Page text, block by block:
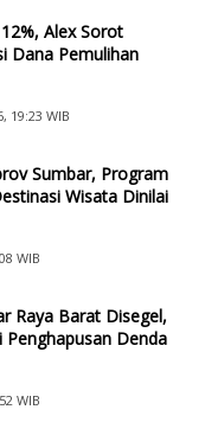
Alex Sorot
Dana Pemulihan
19:23 WIB
Sumbar, Program
Wisata Dinilai
WIB
Raya Barat Disegel,
Denda
WIB